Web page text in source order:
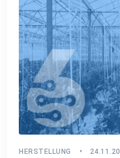
HERSTELLUNG